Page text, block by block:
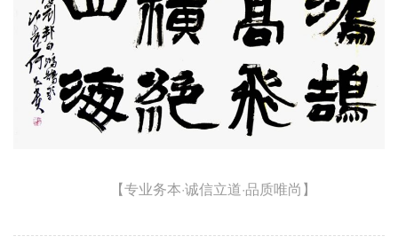
【专业务本·诚信立道·品质唯尚】